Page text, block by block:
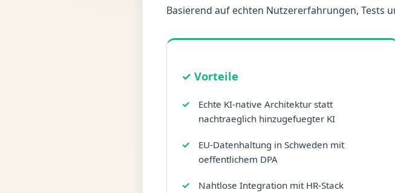
Basierend auf echten Nutzererfahrungen, Tests
✓ Vorteile
Echte KI-native Architektur statt
nachtraeglich hinzugefuegter KI
EU-Datenhaltung in Schweden mit
oeffentlichem DPA
Nahtlose Integration mit HR-Stack